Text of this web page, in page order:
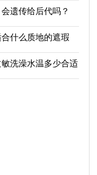
遗传给后代吗？
什么质地的遮瑕
洗澡水温多少合适